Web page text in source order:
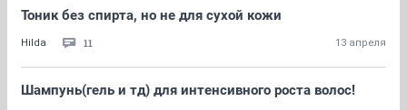
Тоник без спирта, но не для сухой кожи
Hilda 11 13 апреля
Шампунь(гель и тд) для интенсивного роста волос!